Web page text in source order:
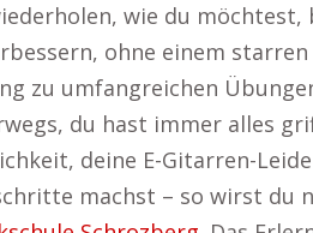
wie du möchtest,
ohne einem
zu umfangreichen
du hast immer alles
deine E-Gitarren-
machst – so wirst du